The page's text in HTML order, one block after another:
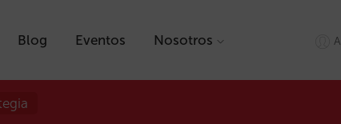
Blog Eventos Nosotros